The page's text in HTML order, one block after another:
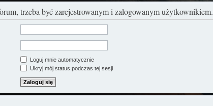
trzeba być zarejestrowanym i zalogowanym użytkownikiem.
Loguj mnie automatycznie
Ukryj mój status podczas tej sesji